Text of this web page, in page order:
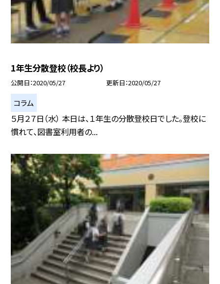
1年生分散登校（校長より）
公開日 2020/05/27 更新日 2020/05/27
コラム
５月２７日（水） 本日は、１年生の分散登校日でした。登校に
慣れて、図書室利用者の...